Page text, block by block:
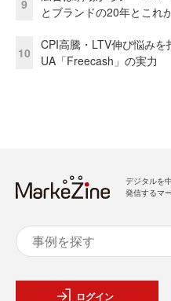
9
とブランドの20年とこれ
10
CPI高騰・LTV伸び悩み
UA「Freecash」の実力
デジタルを
発信するマ
ログイン